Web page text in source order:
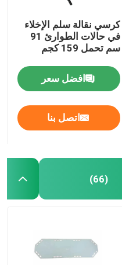
كرسي نقالة سلم الإخلاء
في حالات الطوارئ 91
سم تحمل 159 كجم
افضل سعر
اتصل بنا
(66)